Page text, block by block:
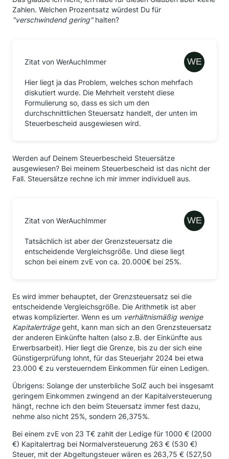
Zahlen. Welchen Prozentsatz würdest Du für
"verschwindend gering"halten?
Zitat von WerAuchImmer
Hier liegt ja das Problem, welches schon mehrfach
diskutiert wurde. Die Mehrheit versteht diese
Formulierung so, dass es sich um den
durchschnittlichen Steuersatz handelt, der unten im
Steuerbescheid ausgewiesen wird.
Werden auf Deinem Steuerbescheid Steuersätze
ausgewiesen? Bei meinem Steuerbescheid ist das nicht der
Fall. Steuersätze rechne ich mir immer individuell aus.
Zitat von WerAuchImmer
Tatsächlich ist aber der Grenzsteuersatz die
entscheidende Vergleichsgröße. Und diese liegt
schon bei einem zvE von ca. 20.000€ bei 25%.
Es wird immer behauptet, der Grenzsteuersatz sei die
entscheidende Vergleichsgröße. Die Arithmetik ist aber
etwas komplizierter. Wenn es um verhältnismäßig wenige
Kapitalerträgegeht, kann man sich an den Grenzsteuersatz
der anderen Einkünfte halten (also z.B. der Einkünfte aus
Erwerbsarbeit). Hier liegt die Grenze, bis zu der sich eine
Günstigerprüfung lohnt, für das Steuerjahr 2024 bei etwa
23.000 € zu versteuerndem Einkommen für einen Ledigen.
Übrigens: Solange der unsterbliche SolZ auch bei insgesamt
geringem Einkommen zwingend an der Kapitalversteuerung
hängt, rechne ich den beim Steuersatz immer fest dazu,
nehme also nicht 25%, sondern 26,375%.
Bei einem zvE von 23 T€ zahlt der Ledige für 1000 € (2000
€) Kapitalertrag bei Normalversteuerung 263 € (530 €)
Steuer, mit der Abgeltungsteuer wären es 263,75 € (527,50